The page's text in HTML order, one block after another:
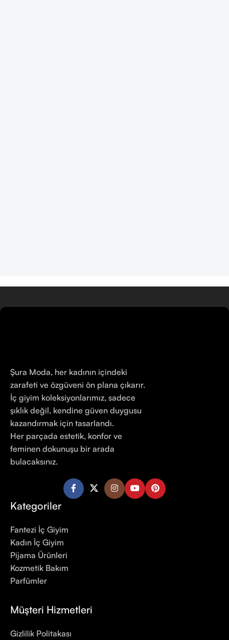
Şura Moda, her kadının içindeki
zarafeti ve özgüveni ön plana çıkarır.
İç giyim koleksiyonlarımız, sadece
şıklık değil, kendine güven duygusu
kazandırmak için tasarlandı.
Her parçada estetik, konfor ve
feminen dokunuşu bir arada
bulacaksınız.
Kategoriler
Fantezi İç Giyim
Kadın İç Giyim
Pijama Ürünleri
Kozmetik Bakım
Parfümler
Müşteri Hizmetleri
Gizlilik Politakası